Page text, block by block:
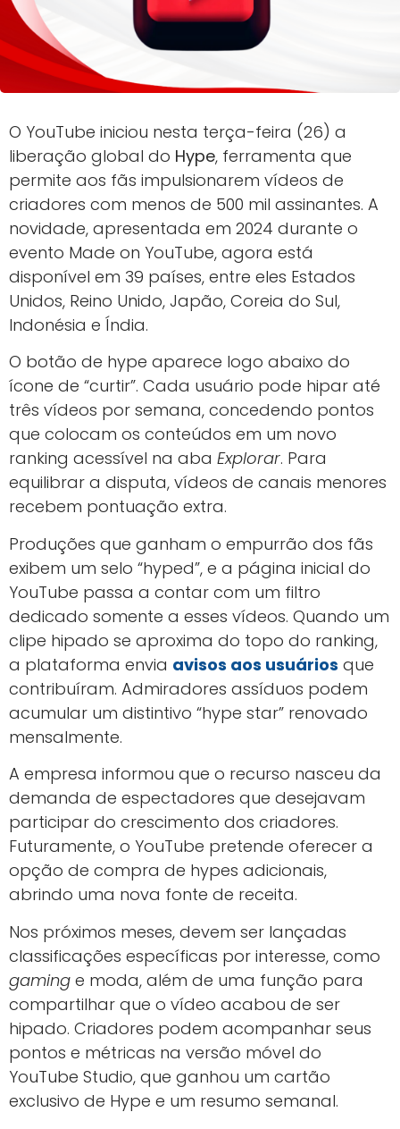
O YouTube iniciou nesta terça-feira (26) a
liberação global do Hype, ferramenta que
permite aos fãs impulsionarem vídeos de
criadores com menos de 500 mil assinantes. A
novidade, apresentada em 2024 durante o
evento Made on YouTube, agora está
disponível em 39 países, entre eles Estados
Unidos, Reino Unido, Japão, Coreia do Sul,
Indonésia e Índia.
O botão de hype aparece logo abaixo do
ícone de “curtir”. Cada usuário pode hipar até
três vídeos por semana, concedendo pontos
que colocam os conteúdos em um novo
ranking acessível na aba Explorar. Para
equilibrar a disputa, vídeos de canais menores
recebem pontuação extra.
Produções que ganham o empurrão dos fãs
exibem um selo “hyped”, e a página inicial do
YouTube passa a contar com um filtro
dedicado somente a esses vídeos. Quando um
clipe hipado se aproxima do topo do ranking,
a plataforma envia avisos aos usuários que
contribuíram. Admiradores assíduos podem
acumular um distintivo “hype star” renovado
mensalmente.
A empresa informou que o recurso nasceu da
demanda de espectadores que desejavam
participar do crescimento dos criadores.
Futuramente, o YouTube pretende oferecer a
opção de compra de hypes adicionais,
abrindo uma nova fonte de receita.
Nos próximos meses, devem ser lançadas
classificações específicas por interesse, como
gaming e moda, além de uma função para
compartilhar que o vídeo acabou de ser
hipado. Criadores podem acompanhar seus
pontos e métricas na versão móvel do
YouTube Studio, que ganhou um cartão
exclusivo de Hype e um resumo semanal.